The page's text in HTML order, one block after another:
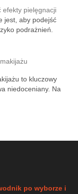
efekty pielęgnacji
jest, aby podejść
podrażnień.
to kluczowy
niedoceniany. Na
po wyborze i